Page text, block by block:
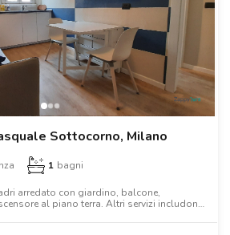
Sottocorno, Milano
1 bagni
arredato con giardino, balcone,
al piano terra. Altri servizi includono
scrivania.